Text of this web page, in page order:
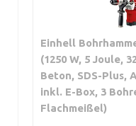
Einhell
(1250 W, 5 Joule,
Beton, SDS-Plus,
inkl. E-Box, 3
Flachmeißel)